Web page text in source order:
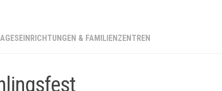
& FAMILIENZENTREN